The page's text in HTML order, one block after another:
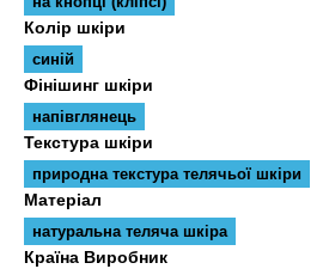
Колір шкіри
синій
Фінішинг шкіри
напівглянець
Текстура шкіри
природна текстура телячьої шкіри
Матеріал
натуральна теляча шкіра
Країна Виробник